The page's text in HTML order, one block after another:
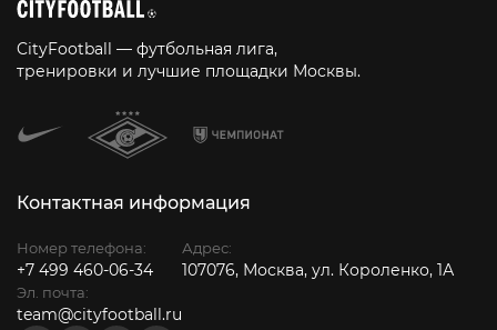
CityFootball — футбольная лига,
тренировки и лучшие площадки Москвы.
Контактная информация
Номер телефона:
+7 499 460-06-34
Эл. почта:
team@cityfootball.ru
Адрес:
107076, Москва, ул. Короленко, 1А